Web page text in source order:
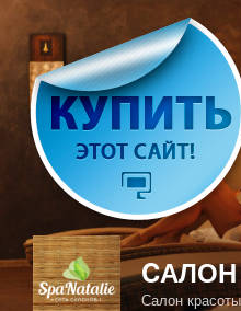
Перейти
содержимому
Салон